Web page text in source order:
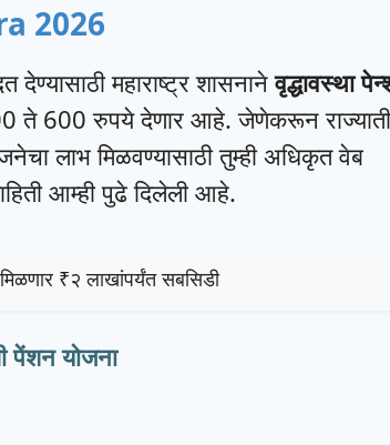
2026
देण्यासाठी महाराष्ट्र शासनानेवृद्धावस्था
ते 600 रुपये देणार आहे. जेणेकरून
लाभ मिळवण्यासाठी तुम्ही अधिकृत वेब
आम्ही पुढे दिलेली आहे.
₹२ लाखांपर्यंत सबसिडी
पेंशन योजना